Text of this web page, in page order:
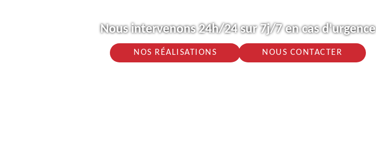
Nous intervenons 24h/24 sur 7j/7 en cas d'urgence
NOS RÉALISATIONS NOUS CONTACTER